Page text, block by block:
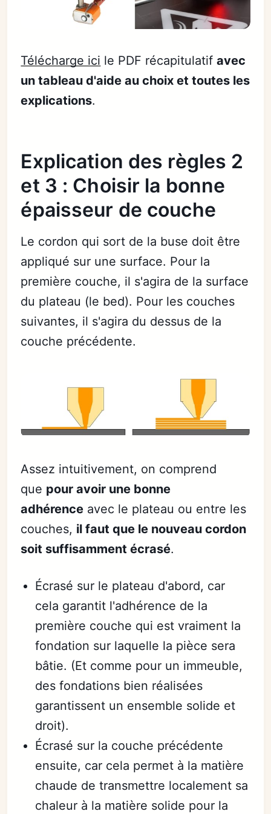
Télécharge ici le PDF récapitulatifavec
un tableau d'aide au choix et toutes les
explications.
Explication des règles 2
et 3 : Choisir la bonne
épaisseur de couche
Le cordon qui sort de la buse doit être
appliqué sur une surface. Pour la
première couche, il s'agira de la surface
du plateau (le bed). Pour les couches
suivantes, il s'agira du dessus de la
couche précédente.
Assez intuitivement, on comprend
que pour avoir une bonne
adhérence avec le plateau ou entre les
couches, il faut que le nouveau cordon
soit suffisamment écrasé.
Écrasé sur le plateau d'abord, car
cela garantit l'adhérence de la
première couche qui est vraiment la
fondation sur laquelle la pièce sera
bâtie. (Et comme pour un immeuble,
des fondations bien réalisées
garantissent un ensemble solide et
droit).
Écrasé sur la couche précédente
ensuite, car cela permet à la matière
chaude de transmettre localement sa
chaleur à la matière solide pour la